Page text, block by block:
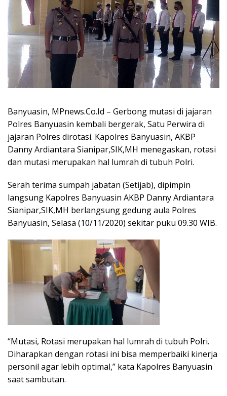
Banyuasin, MPnews.Co.Id – Gerbong mutasi di jajaran
Polres Banyuasin kembali bergerak, Satu Perwira di
jajaran Polres dirotasi. Kapolres Banyuasin, AKBP
Danny Ardiantara Sianipar,SIK,MH menegaskan, rotasi
dan mutasi merupakan hal lumrah di tubuh Polri.
Serah terima sumpah jabatan (Setijab), dipimpin
langsung Kapolres Banyuasin AKBP Danny Ardiantara
Sianipar,SIK,MH berlangsung gedung aula Polres
Banyuasin, Selasa (10/11/2020) sekitar puku 09.30 WIB.
“Mutasi, Rotasi merupakan hal lumrah di tubuh Polri.
Diharapkan dengan rotasi ini bisa memperbaiki kinerja
personil agar lebih optimal,” kata Kapolres Banyuasin
saat sambutan.